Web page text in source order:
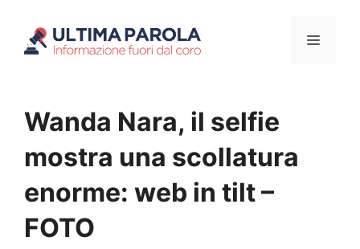
Menu
Wanda Nara, il selfie
mostra una scollatura
enorme: web in tilt –
FOTO